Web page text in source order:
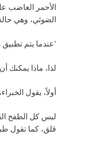
الأحمر الغاضب
الضوئي، وهي
‘عندما يتم
لذا، ماذا يمكنك
أولاً، يقول
ليس كل الطفح
قلق، كما تقول